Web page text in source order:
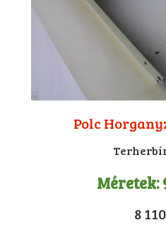
Polc
Méretek:
8